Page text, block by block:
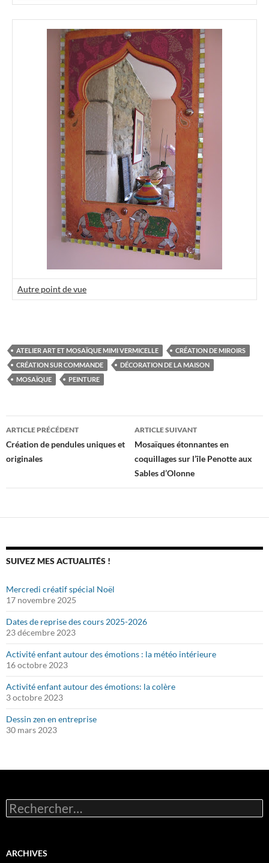
Autre point de vue
ATELIER ART ET MOSAÏQUE MIMI VERMICELLE
CRÉATION DE MIROIRS
CRÉATION SUR COMMANDE
DÉCORATION DE LA MAISON
MOSAÏQUE
PEINTURE
Navigation
des
articles
ARTICLE PRÉCÉDENT
Création de pendules uniques et
originales
ARTICLE SUIVANT
Mosaïques étonnantes en
coquillages sur l’île Penotte aux
Sables d’Olonne
SUIVEZ MES ACTUALITÉS !
Mercredi créatif spécial Noël
17 novembre 2025
Dates de reprise des cours 2025-2026
23 décembre 2023
Activité enfant autour des émotions : la météo intérieure
16 octobre 2023
Activité enfant autour des émotions: la colère
3 octobre 2023
Dessin zen en entreprise
30 mars 2023
Rechercher :
ARCHIVES